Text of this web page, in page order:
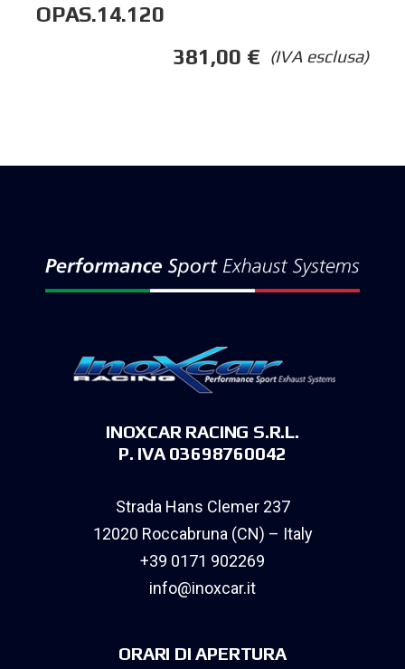
OPAS.14.120
(IVA esclusa)
381,00 €
INOXCAR RACING S.R.L.
P. IVA 03698760042
Strada Hans Clemer 237
12020 Roccabruna (CN) – Italy
+39 0171 902269
info@inoxcar.it
ORARI DI APERTURA